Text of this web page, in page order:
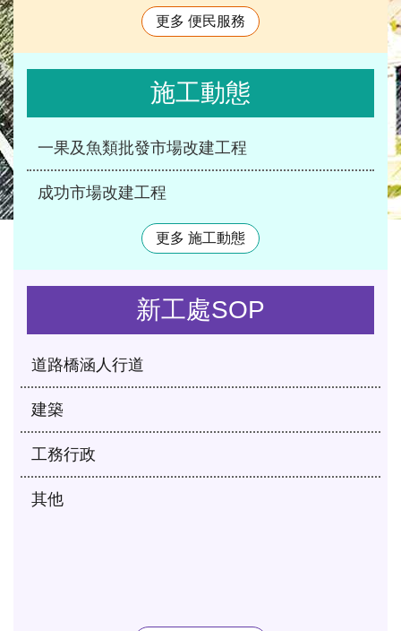
更多 便民服務
施工動態
一果及魚類批發市場改建工程
成功市場改建工程
更多 施工動態
新工處SOP
道路橋涵人行道
建築
工務行政
其他